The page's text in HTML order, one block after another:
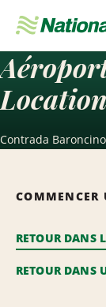
navigation
Contrada
COMMENCER
RETOUR DANS
RETOUR DANS